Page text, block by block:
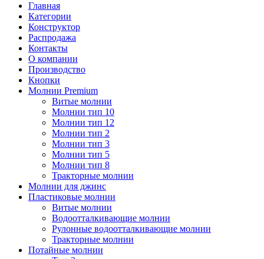
Главная
Категории
Конструктор
Распродажа
Контакты
О компании
Производство
Кнопки
Молнии Premium
Витые молнии
Молнии тип 10
Молнии тип 12
Молнии тип 2
Молнии тип 3
Молнии тип 5
Молнии тип 8
Тракторные молнии
Молнии для джинс
Пластиковые молнии
Витые молнии
Водоотталкивающие молнии
Рулонные водоотталкивающие молнии
Тракторные молнии
Потайные молнии